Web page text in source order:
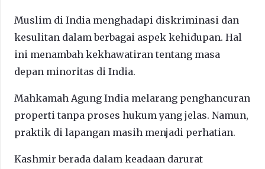
Muslim di India menghadapi diskriminasi dan
kesulitan dalam berbagai aspek kehidupan. Hal
ini menambah kekhawatiran tentang masa
depan minoritas di India.
Mahkamah Agung India melarang penghancuran
properti tanpa proses hukum yang jelas. Namun,
praktik di lapangan masih menjadi perhatian.
Kashmir berada dalam keadaan darurat